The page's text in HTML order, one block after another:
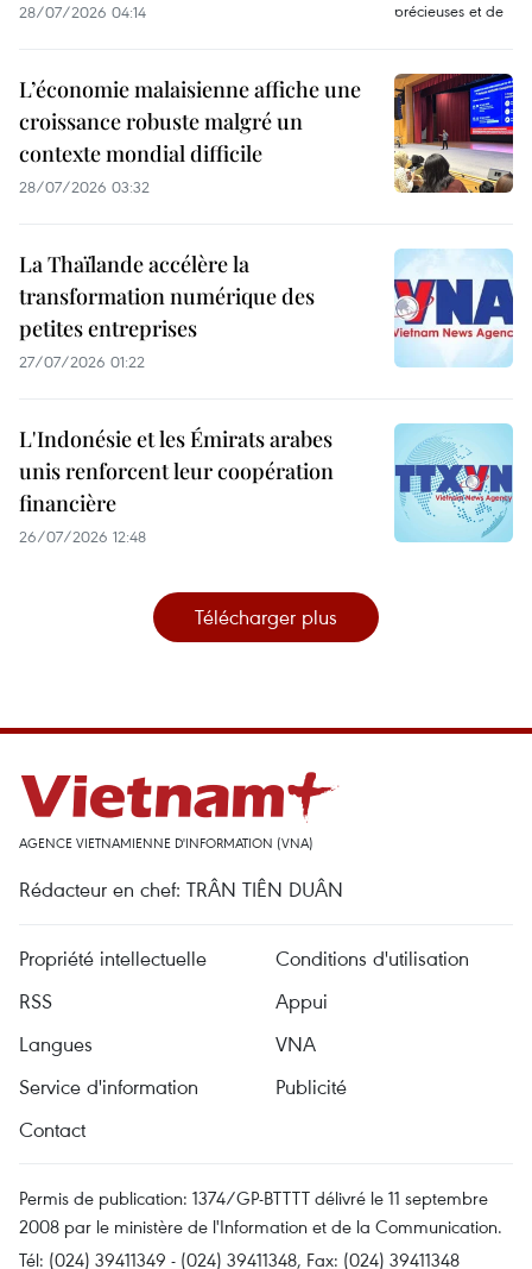
28/07/2026 04:14
L’économie malaisienne affiche une
croissance robuste malgré un
contexte mondial difficile
28/07/2026 03:32
La Thaïlande accélère la
transformation numérique des
petites entreprises
27/07/2026 01:22
L'Indonésie et les Émirats arabes
unis renforcent leur coopération
financière
26/07/2026 12:48
Télécharger plus
AGENCE VIETNAMIENNE D'INFORMATION (VNA)
Rédacteur en chef: TRÂN TIÊN DUÂN
Propriété intellectuelle
Conditions d'utilisation
RSS
Appui
Langues
VNA
Service d'information
Publicité
Contact
Permis de publication: 1374/GP-BTTTT délivré le 11 septembre
2008 par le ministère de l'Information et de la Communication.
Tél: (024) 39411349 - (024) 39411348, Fax: (024) 39411348